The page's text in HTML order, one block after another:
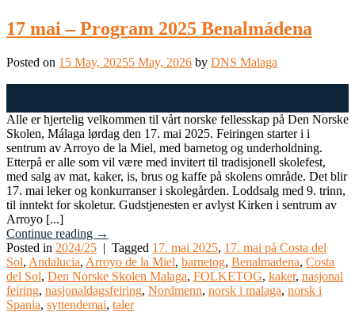
17 mai – Program 2025 Benalmádena
Posted on 15 May, 20255 May, 2026 by DNS Malaga
Alle er hjertelig velkommen til vårt norske fellesskap på Den Norske
Skolen, Málaga lørdag den 17. mai 2025. Feiringen starter i i
sentrum av Arroyo de la Miel, med barnetog og underholdning.
Etterpå er alle som vil være med invitert til tradisjonell skolefest,
med salg av mat, kaker, is, brus og kaffe på skolens område. Det blir
17. mai leker og konkurranser i skolegården. Loddsalg med 9. trinn,
til inntekt for skoletur. Gudstjenesten er avlyst Kirken i sentrum av
Arroyo [...]
Continue reading →
Posted in 2024/25 | Tagged 17. mai 2025, 17. mai på Costa del
Sol, Andalucia, Arroyo de la Miel, barnetog, Benalmadena, Costa
del Sol, Den Norske Skolen Malaga, FOLKETOG, kaker, nasjonal
feiring, nasjonaldagsfeiring, Nordmenn, norsk i malaga, norsk i
Spania, syttendemai, taler